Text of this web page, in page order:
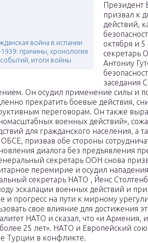
война в испании
причины, хронология
событий, итоги войны
Президент
призвал к
действий,
октября и
секретарь
Антониу
заседания
Он осудил применение силы и
прекратить боевые действия,
переговорам. Он также
военных действий»,
для гражданского населения, а
призвав обе стороны
диалога без предъявления
секретарь ООН снова
перемирие и осудил
секретарь НАТО , Йенс
эскалации военных действий и
и прогресс на пути к мирному
свое влияние для достижения
НАТО и сказал, что «и
25 лет». НАТО и Европейский
Турции в конфликте.